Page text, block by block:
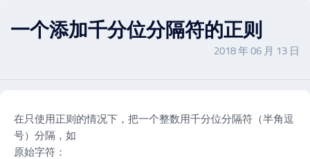
一个添加千分位分隔符的正则
2018 年 06 月 13 日
在只使用正则的情况下，把一个整数用千分位分隔符（半角逗
号）分隔，如
原始字符：